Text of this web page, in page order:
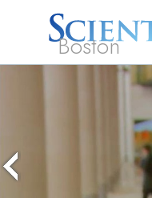
Boston
¿Qué es
Scientology?